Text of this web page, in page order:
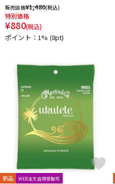
販売価格¥1,480(税込)
特別価格
¥880(税込)
ポイント：1% (8pt)
新品 WEB注文店頭受取可